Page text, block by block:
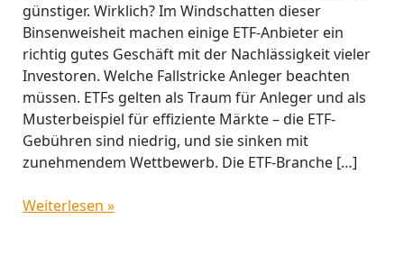
günstiger. Wirklich? Im Windschatten dieser
Binsenweisheit machen einige ETF-Anbieter ein
richtig gutes Geschäft mit der Nachlässigkeit vieler
Investoren. Welche Fallstricke Anleger beachten
müssen. ETFs gelten als Traum für Anleger und als
Musterbeispiel für effiziente Märkte – die ETF-
Gebühren sind niedrig, und sie sinken mit
zunehmendem Wettbewerb. Die ETF-Branche […]
Weiterlesen »